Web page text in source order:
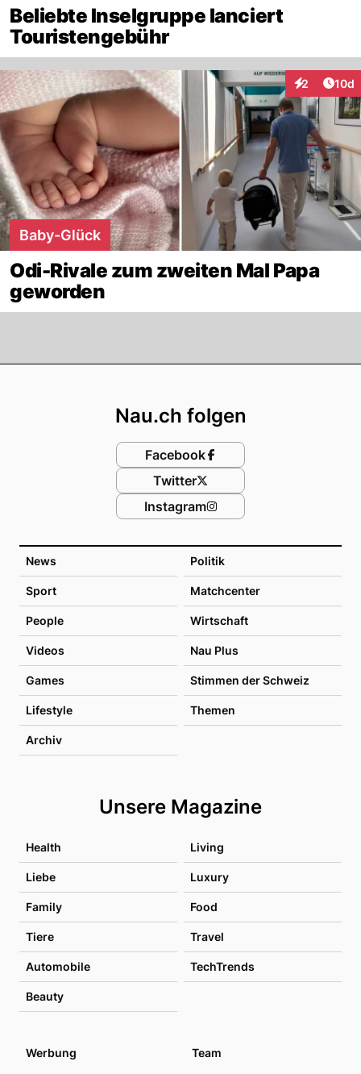
Beliebte Inselgruppe lanciert
Touristengebühr
2
Interaktionen
10d
Baby-Glück
Odi-Rivale zum zweiten Mal Papa
geworden
News Politik
Sport Matchcenter
People Wirtschaft
Videos Nau Plus
Games Stimmen der Schweiz
Lifestyle Themen
Archiv
Unsere Magazine
Health Living
Liebe Luxury
Family Food
Tiere Travel
Automobile TechTrends
Beauty
Nau.ch folgen
Facebook
Twitter
Instagram
Werbung
Team